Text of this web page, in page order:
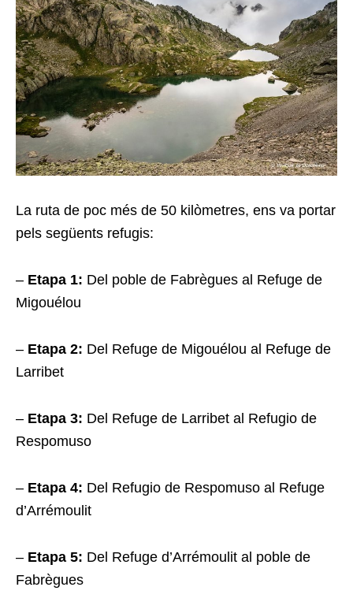
La ruta de poc més de 50 kilòmetres, ens va portar
pels següents refugis:
– Etapa 1: Del poble de Fabrègues al Refuge de
Migouélou
– Etapa 2: Del Refuge de Migouélou al Refuge de
Larribet
– Etapa 3: Del Refuge de Larribet al Refugio de
Respomuso
– Etapa 4: Del Refugio de Respomuso al Refuge
d’Arrémoulit
– Etapa 5: Del Refuge d’Arrémoulit al poble de
Fabrègues